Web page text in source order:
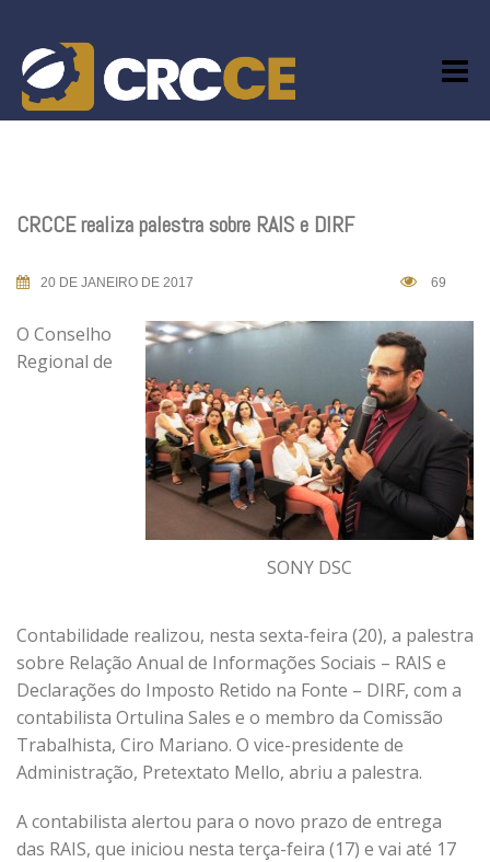
content
CRCCE realiza palestra sobre RAIS e DIRF
20 DE JANEIRO DE 2017 69
SONY DSC
O Conselho
Regional de
Contabilidade realizou, nesta sexta-feira (20), a palestra
sobre Relação Anual de Informações Sociais – RAIS e
Declarações do Imposto Retido na Fonte – DIRF, com a
contabilista Ortulina Sales e o membro da Comissão
Trabalhista, Ciro Mariano. O vice-presidente de
Administração, Pretextato Mello, abriu a palestra.
A contabilista alertou para o novo prazo de entrega
das RAIS, que iniciou nesta terça-feira (17) e vai até 17